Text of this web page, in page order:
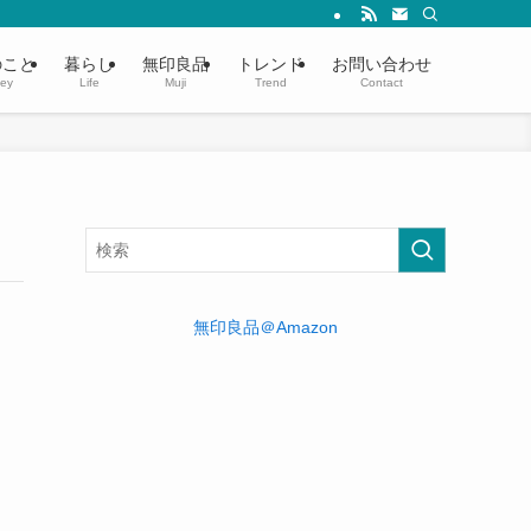
と 暮らし
Life
無印良品
Muji
トレンド
Trend
お問い合わせ
Contact
無印良品＠Amazon